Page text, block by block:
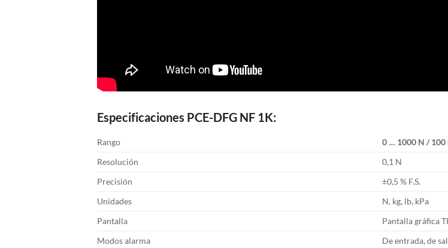
Especificaciones PCE-DFG NF 1K:
Rango
0 … 1000 N / 100
Resolución
0,1 N
Precisión
±0,5 % F.S.
Unidades
N, kg, lb, kPa
Pantalla
Pantalla gráfica
Modos alarma
De entrada, de